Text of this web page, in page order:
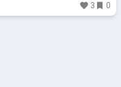
3 0